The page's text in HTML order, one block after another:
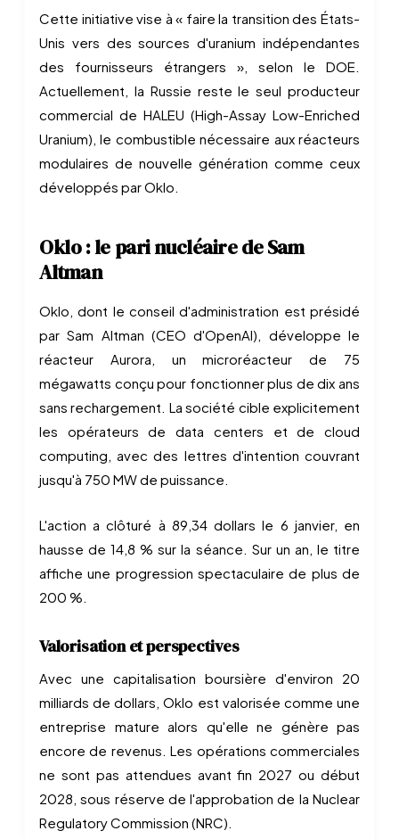
Cette initiative vise à « faire la transition des États-
Unis vers des sources d'uranium indépendantes
des fournisseurs étrangers », selon le DOE.
Actuellement, la Russie reste le seul producteur
commercial de HALEU (High-Assay Low-Enriched
Uranium), le combustible nécessaire aux réacteurs
modulaires de nouvelle génération comme ceux
développés par Oklo.
Oklo : le pari nucléaire de Sam
Altman
Oklo, dont le conseil d'administration est présidé
par Sam Altman (CEO d'OpenAI), développe le
réacteur Aurora, un microréacteur de 75
mégawatts conçu pour fonctionner plus de dix ans
sans rechargement. La société cible explicitement
les opérateurs de data centers et de cloud
computing, avec des lettres d'intention couvrant
jusqu'à 750 MW de puissance.
L'action a clôturé à 89,34 dollars le 6 janvier, en
hausse de 14,8 % sur la séance. Sur un an, le titre
affiche une progression spectaculaire de plus de
200 %.
Valorisation et perspectives
Avec une capitalisation boursière d'environ 20
milliards de dollars, Oklo est valorisée comme une
entreprise mature alors qu'elle ne génère pas
encore de revenus. Les opérations commerciales
ne sont pas attendues avant fin 2027 ou début
2028, sous réserve de l'approbation de la Nuclear
Regulatory Commission (NRC).